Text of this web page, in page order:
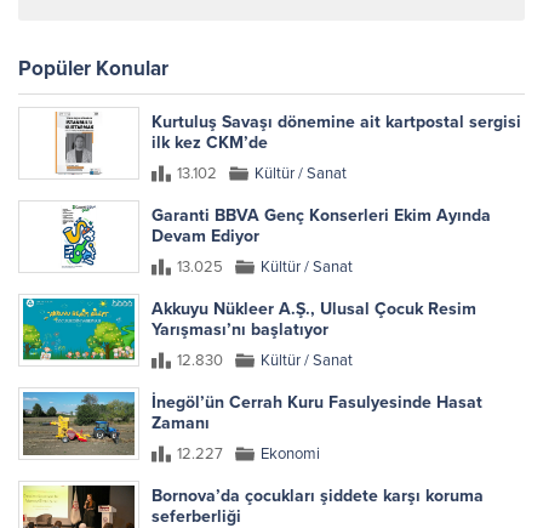
Popüler Konular
Kurtuluş Savaşı dönemine ait kartpostal sergisi
ilk kez CKM’de
13.102 Kültür / Sanat
Garanti BBVA Genç Konserleri Ekim Ayında
Devam Ediyor
13.025 Kültür / Sanat
Akkuyu Nükleer A.Ş., Ulusal Çocuk Resim
Yarışması’nı başlatıyor
12.830 Kültür / Sanat
İnegöl’ün Cerrah Kuru Fasulyesinde Hasat
Zamanı
12.227 Ekonomi
Bornova’da çocukları şiddete karşı koruma
seferberliği